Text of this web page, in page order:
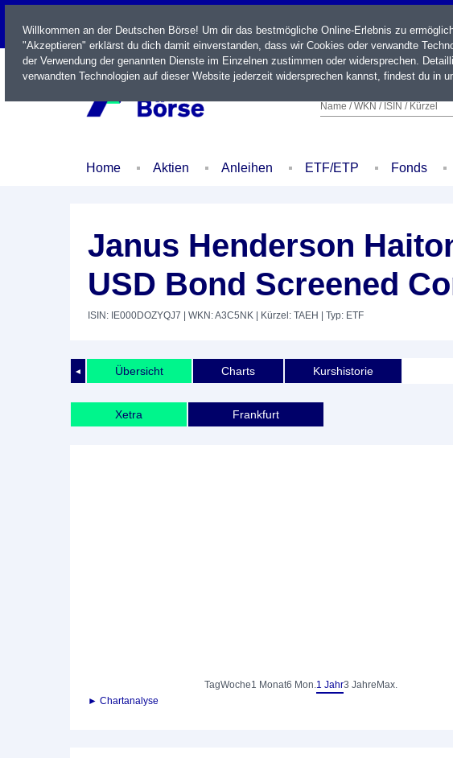
LIVE
Name / WKN / ISIN / Kürzel
Home Aktien Anleihen ETF/ETP Fonds
Janus Henderson
USD Bond Screened
ISIN: IE000DOZYQJ7 | WKN: A3C5NK | Kürzel: TAEH | Typ: ETF
◄ Übersicht Charts Kurshistorie
Xetra Frankfurt
TagWoche1 Monat6 Mon.1 Jahr3 Jahre Max.
► Chartanalyse
Willkommen an der Deutschen Börse! Um dir das bestmögliche Online-Erlebnis zu
"Akzeptieren" erklärst du dich damit einverstanden, dass wir Cookies oder verwandte
der Verwendung der genannten Dienste im Einzelnen zustimmen oder widersprechen.
verwandten Technologien auf dieser Website jederzeit widersprechen kannst, findest du in